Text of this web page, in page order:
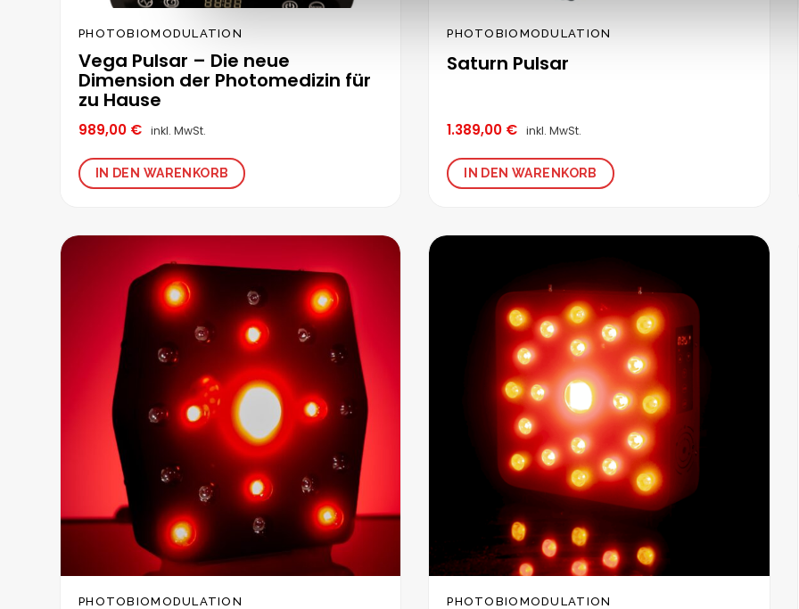
PHOTOBIOMODULATION
Vega Pulsar – Die neue
Dimension der Photomedizin für
zu Hause
989,00 € inkl. MwSt.
IN DEN WARENKORB
PHOTOBIOMODULATION
Saturn Pulsar
1.389,00 € inkl. MwSt.
IN DEN WARENKORB
Zur
Wunschliste
hinzufügen
PHOTOBIOMODULATION
Wunschliste
hinzufügen
PHOTOBIOMODULATION